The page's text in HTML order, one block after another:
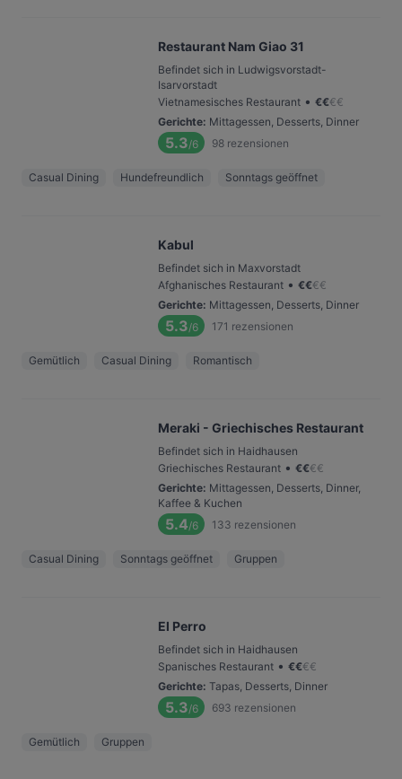
Restaurant Nam Giao 31
Befindet sich in Ludwigsvorstadt-
Isarvorstadt
Vietnamesisches Restaurant • €€€€
Gerichte: Mittagessen, Desserts, Dinner
5.3/6 98 rezensionen
Casual Dining Hundefreundlich Sonntags geöffnet
Kabul
Befindet sich in Maxvorstadt
Afghanisches Restaurant • €€€€
Gerichte: Mittagessen, Desserts, Dinner
5.3/6 171 rezensionen
Gemütlich Casual Dining Romantisch
Meraki - Griechisches Restaurant
Befindet sich in Haidhausen
Griechisches Restaurant • €€€€
Gerichte: Mittagessen, Desserts, Dinner,
Kaffee & Kuchen
5.4/6 133 rezensionen
Casual Dining Sonntags geöffnet Gruppen
El Perro
Befindet sich in Haidhausen
Spanisches Restaurant • €€€€
Gerichte: Tapas, Desserts, Dinner
5.3/6 693 rezensionen
Gemütlich Gruppen